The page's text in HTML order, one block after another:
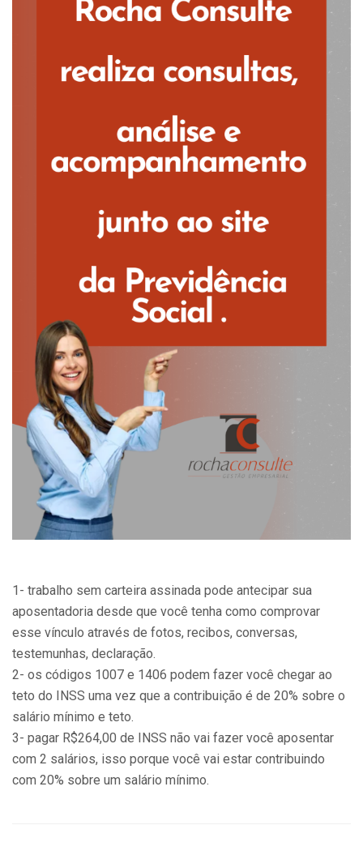
1- trabalho sem carteira assinada pode antecipar sua
aposentadoria desde que você tenha como comprovar
esse vínculo através de fotos, recibos, conversas,
testemunhas, declaração.
2- os códigos 1007 e 1406 podem fazer você chegar ao
teto do INSS uma vez que a contribuição é de 20% sobre o
salário mínimo e teto.
3- pagar R$264,00 de INSS não vai fazer você aposentar
com 2 salários, isso porque você vai estar contribuindo
com 20% sobre um salário mínimo.